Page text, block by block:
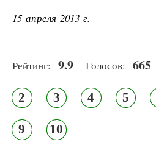
15 апреля 2013 г.
Рейтинг: 9.9 Голосов: 665
2 3 4 5
9 10